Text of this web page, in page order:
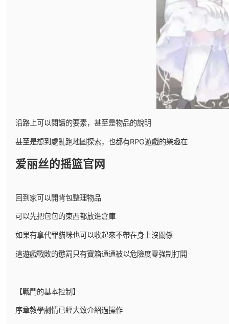
沿路上可以閱讀的要素，甚至是物品的說明
甚至是想到處亂跑地圖探索，也都有RPG遊戲的樂趣在
爱丽丝的摇篮官网
回到家可以開背包整理物品
可以先把包包的東西都放進倉庫
如果有拿代罪貓咪也可以收起來不帶在身上沒關係
這遊戲戰敗的懲罰只有寶箱通通被以危險度零強制打開
【戰鬥的基本控制】
序章教學劇情已經大致介紹過操作